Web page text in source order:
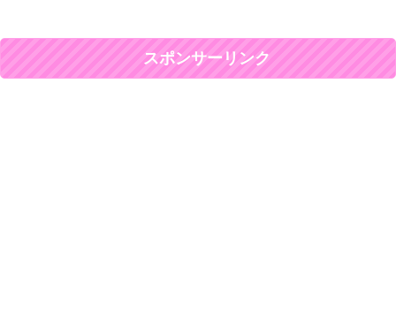
スポンサーリンク